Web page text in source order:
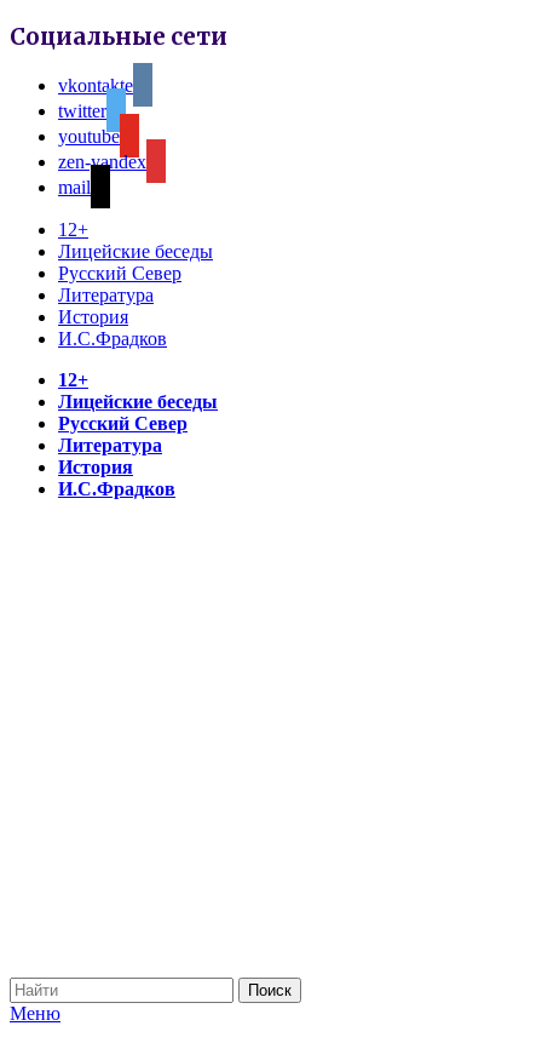
Социальные сети
vkontakte
twitter
youtube
zen-yandex
mail
12+
Лицейские беседы
Русский Север
Литература
История
И.С.Фрадков
12+
Лицейские беседы
Русский Север
Литература
История
И.С.Фрадков
Меню